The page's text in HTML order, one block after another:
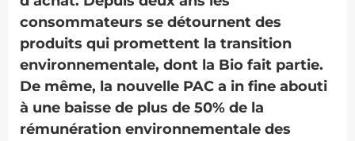
consommateurs se détournent des
produits qui promettent la transition
environnementale, dont la Bio fait partie.
De même, la nouvelle PAC a in fine abouti
à une baisse de plus de 50% de la
rémunération environnementale des